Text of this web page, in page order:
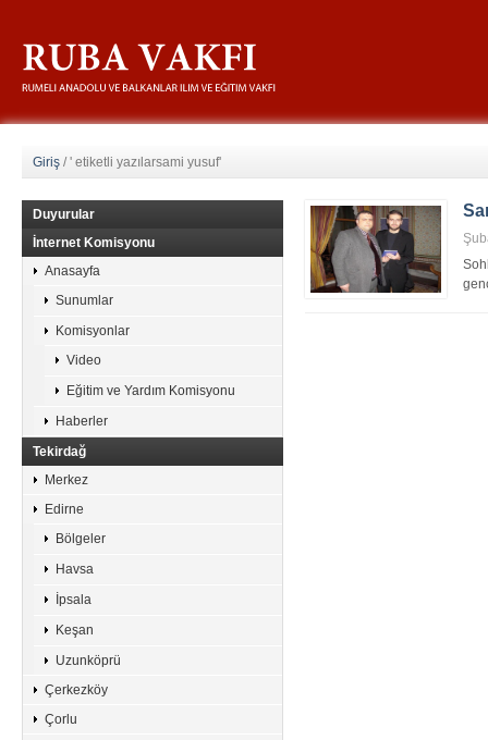
Giriş /' etiketli yazılarsami yusuf'
Duyurular
İnternet Komisyonu
Anasayfa
Sunumlar
Komisyonlar
Video
Eğitim ve Yardım Komisyonu
Haberler
Tekirdağ
Merkez
Edirne
Bölgeler
Havsa
İpsala
Keşan
Uzunköprü
Çerkezköy
Çorlu